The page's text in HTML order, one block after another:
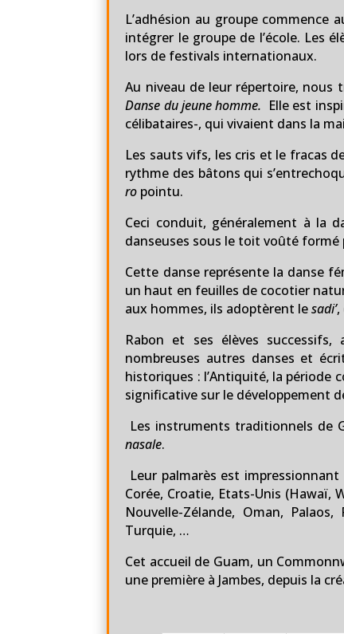
L’adhésion au groupe commence
intégrer le groupe de l’école. Les
lors de festivals internationaux.
Au niveau de leur répertoire, nous
Danse du jeune homme. Elle est
célibataires-, qui vivaient dans la
Les sauts vifs, les cris et le fracas
rythme des bâtons qui
ro pointu.
Ceci conduit, généralement à la
danseuses sous le toit voûté formé
Cette danse représente la danse
un haut en feuilles de cocotier
aux hommes, ils adoptèrent lesadi’,
Rabon et ses élèves
nombreuses autres danses et
historiques : l’Antiquité, la période
significative sur le développement
Les instruments traditionnels de
nasale.
Leur palmarès est
Corée, Croatie, Etats-Unis (Hawaï,
Nouvelle-Zélande, Oman, Palaos,
Turquie, …
Cet accueil de Guam, un
une première à Jambes, depuis la